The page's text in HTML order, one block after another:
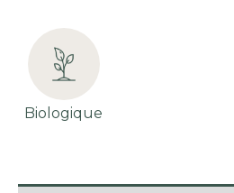
NOIR
EARLY
MORNING
BIOLOGIQUE
Biologique